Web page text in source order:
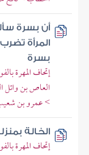
أن بسرة
المرأة
بسرة
إتحاف المهرة
العاص بن وائل
> عمرو بن
الخالة
إتحاف المهرة